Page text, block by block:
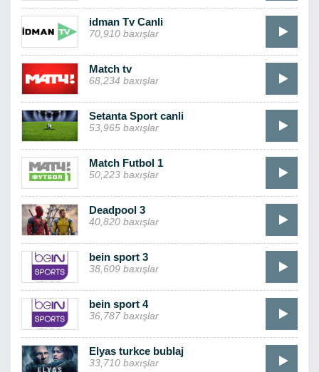
idman Tv Canli
70,910 baxışlar
Match tv
68,234 baxışlar
Setanta Sport canli
53,965 baxışlar
Match Futbol 1
50,223 baxışlar
Deadpool 3
40,820 baxışlar
bein sport 3
38,609 baxışlar
bein sport 4
36,787 baxışlar
Elyas turkce bublaj
33,710 baxışlar